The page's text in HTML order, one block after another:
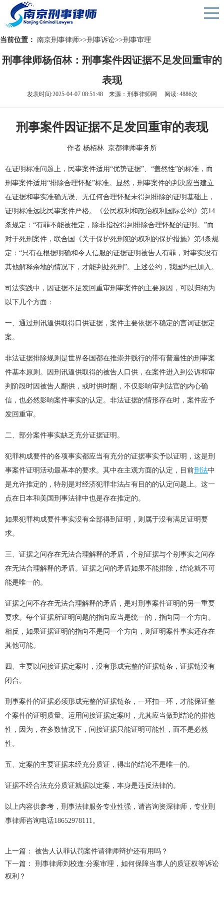
当前位置： 南京刑事律师>>刑事诉讼>>刑事审理
刑事律师杨佰林：刑事案件因证据不足发回重审的
表现
发表时间:2025-04-07 08:51:48 来源：刑事律师网 阅读: 4886次
刑事案件因证据不足发回重审的表现
作者 杨栢林 京都律师事务所
在证明标准问题上，民事案件适用“优势证据”、“盖然性”的标准，而
刑事案件适用“排除合理怀疑”标准。显然，刑事案件的判决应当建立
在证据和事实准确无误、无任何合理怀疑未得到排除的证明基础上，
证明标准远比民事案件严格。《公民权利和政治权利国际公约》第14
条规定：“有罪不能被推定，除非指控得到排除合理怀疑的证明。”而
对于死刑案件，联合国《关于保护死刑犯的权利的保护措施》第4条规
定：“只有在根据明确和令人信服的证据证明被告人有罪，对事实没有
其他解释余地的情况下，才能判处死刑”。上述公约，我国均已加入。
司法实践中，因证据不足发回重审刑事案件的主要原因，可以归纳为
以下几个方面：
一、通过刑讯逼供取得口供证据，案件主要依据不稳定的言词证据定
案。
非法证据排除规则是世界各国都在推崇并贱行的带有普遍性的刑事案
件基本原则。因刑讯逼供取得的被告人口供，在案件进入到公诉和审
判阶段时因被告人翻供，或时供时翻，不仅影响审判法官的内心确
信，也必然影响案件事实的认定。非法证据的情形存在时，案件应予
发回重审。
二、部分案件事实缺乏充分证据证明。
犯罪构成要件的各项事实都应当有充分的证据事实予以证明，这是刑
事案件证明活动最基本的要求。其中在主观方面的认定，目前刑法中
是允许推定的，特别是对经济犯罪非法占有目的的认定问题上。这一
点在日本和美国刑事法律中也是存在推定的。
如果犯罪构成要件事实没有全部得到证明，则属于没有满足证明要
求。
三、证据之间存在无法合理解释的矛盾，个别证据与个别事实之间存
在无法合理解释的矛盾。证据之间的矛盾如果不能排除，结论就不可
能是唯一的。
证据之间不存在无法合理解释的矛盾，是对刑事案件证明的另一重要
要求。每个证据所证明问题的指向应当是统一的，指向同一个方向。
相反，如果证据证明的指向不是同一个方向，则证明案件事实还存在
其他可能。
四、主要以间接证据定案时，没有形成完整的证据链条，证据链没有
闭合。
刑事案件的证据必须形成完整的证据链条，一环扣一环，才能保证整
个案件的证明质量。运用间接证据定案时，尤其应当做到结论的排他
性，因为，在多数情况下，间接证据只能证明可能性，而不是必然
性。
五、定案的主要证据未经充分质证，得出的结论不是唯一的。
证据不经合法充分质证就据以定案，本身是违反法律的。
以上内容供参考，刑事法律服务专业性强，请咨询资深律师，专业刑
事律师咨询电话18652978111。
上一篇： 被告人认罪认罚案件请律师辩护还有用吗？
下一篇： 刑事律师刘校逢:分案审理，如何保障当事人的质证权等诉讼
权利？